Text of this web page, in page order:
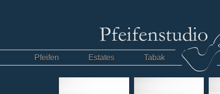
Pfeifen Estates Tabak